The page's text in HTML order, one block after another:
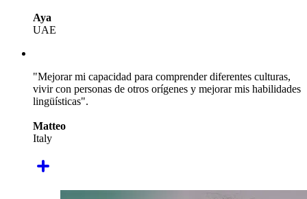
Aya
UAE
"Mejorar mi capacidad para comprender diferentes culturas,
vivir con personas de otros orígenes y mejorar mis habilidades
lingüísticas".
Matteo
Italy